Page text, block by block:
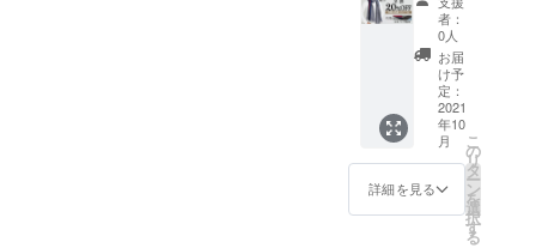
ご連絡
致しま
す。
場合が
ありま
す。 ※
製造状
況によ
り出荷
時期が
遅れる
早急に
ご連絡
・グ
レー系
(ストラ
イプ :
ダーク
ブラウ
ンｘラ
イトブ
ルー) ━
仕様 ━
予定
【内
容】 下
記3色の
中か
ら、お
好きな1
枚をお
選びく
ださ
20％OF
DELUX
Eストー
ル １枚
+ エコ
バッグ
付き 定
価
27,500
円
→22,00
者：
0人
お届
け予
定：
2021
年10
月
詳細を見る
こ
の
リ
タ
ー
ン
を
選
択
す
る